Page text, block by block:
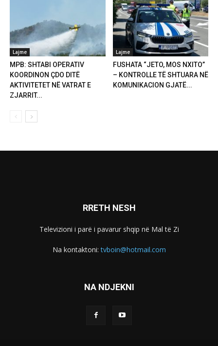
Lajme
MPB: SHTABI OPERATIV
KOORDINON ÇDO DITË
AKTIVITETET NË VATRAT E
ZJARRIT...
Lajme
FUSHATA “JETO, MOS NXITO”
– KONTROLLE TË SHTUARA NË
KOMUNIKACION GJATË...
RRETH NESH
Televizioni i parë i pavarur shqip në Mal të Zi
Na kontaktoni:tvboin@hotmail.com
NA NDJEKNI